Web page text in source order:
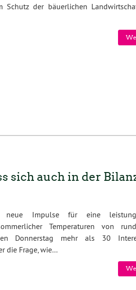
Schutz der bäuerlichen
sich auch in der
neue Impulse für eine
Temperaturen von
Donnerstag mehr als 30
die Frage, wie…